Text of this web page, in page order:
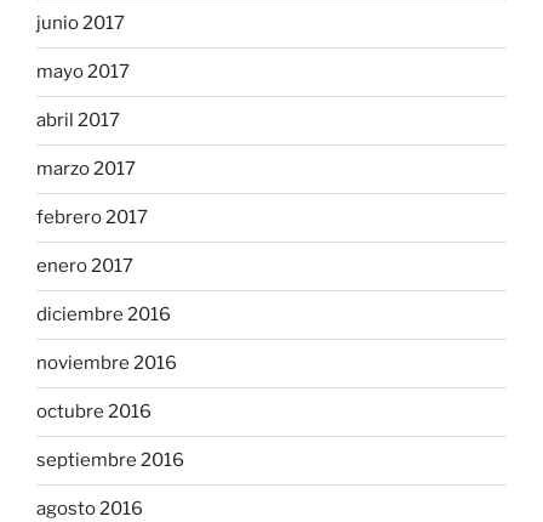
junio 2017
mayo 2017
abril 2017
marzo 2017
febrero 2017
enero 2017
diciembre 2016
noviembre 2016
octubre 2016
septiembre 2016
agosto 2016